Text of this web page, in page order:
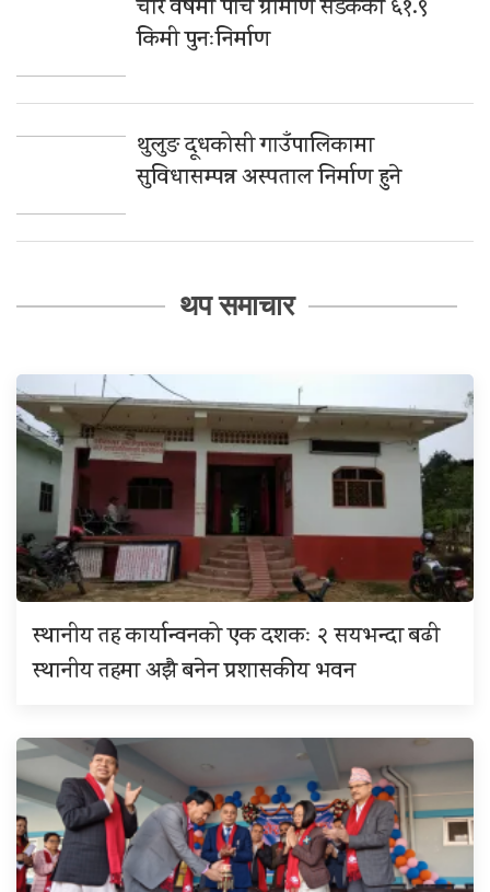
चार वर्षमा पाँच ग्रामीण सडकको ६१.९
किमी पुनःनिर्माण
थुलुङ दूधकोसी गाउँपालिकामा
सुविधासम्पन्न अस्पताल निर्माण हुने
थप समाचार
स्थानीय तह कार्यान्वनको एक दशकः २ सयभन्दा बढी
स्थानीय तहमा अझै बनेन प्रशासकीय भवन